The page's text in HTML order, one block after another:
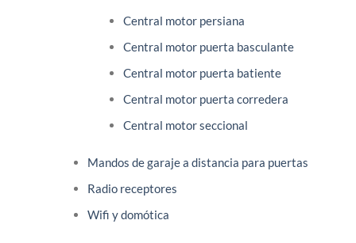
Central motor persiana
Central motor puerta basculante
Central motor puerta batiente
Central motor puerta corredera
Central motor seccional
Mandos de garaje a distancia para puertas
Radio receptores
Wifi y domótica